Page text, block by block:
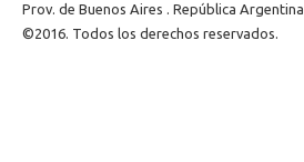
Prov. de Buenos Aires . República Argentina
©2016. Todos los derechos reservados.